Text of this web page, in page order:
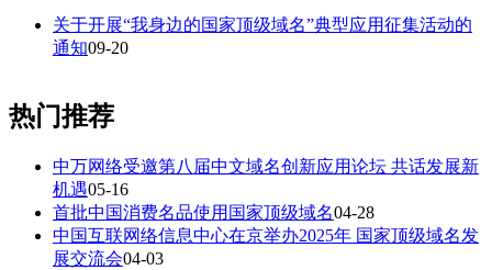
关于开展“我身边的国家顶级域名”典型应用征集活动的
通知09-20
热门推荐
中万网络受邀第八届中文域名创新应用论坛 共话发展新
机遇05-16
首批中国消费名品使用国家顶级域名04-28
中国互联网络信息中心在京举办2025年 国家顶级域名发
展交流会04-03